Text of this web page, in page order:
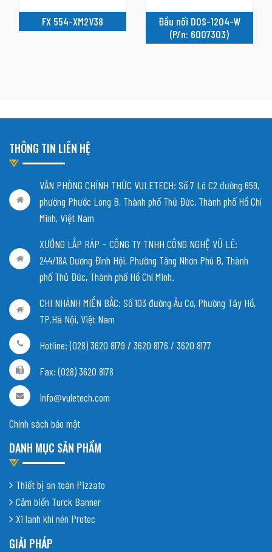
FX 554-XM2V38
Đầu nối DOS-1204-W
(P/n: 6007303)
THÔNG TIN LIÊN HỆ
VĂN PHÒNG CHÍNH THỨC VULETECH: Số 7 Lô C2 đường 659,
phường Phước Long B, Thành phố Thủ Đức, Thành phố Hồ Chí
Minh, Việt Nam
XƯỞNG LẮP RÁP – CÔNG TY TNHH CÔNG NGHỆ VŨ LÊ:
244/18A Dương Đình Hội, Phường Tăng Nhơn Phú B, Thành
phố Thủ Đức, Thành phố Hồ Chí Minh.
CHI NHÁNH MIỀN BẮC: Số 103 đường Âu Cơ, Phường Tây Hồ,
TP.Hà Nội, Việt Nam
Hotline: (028) 3620 8179 / 3620 8176 / 3620 8177
Fax: (028) 3620 8178
info@vuletech.com
Chính sách bảo mật
DANH MỤC SẢN PHẨM
Thiết bị an toàn Pizzato
Cảm biến Turck Banner
Xi lanh khí nén Protec
GIẢI PHÁP